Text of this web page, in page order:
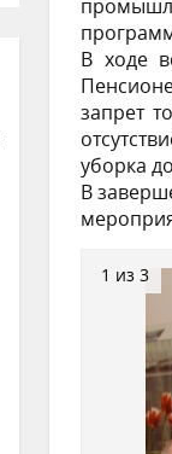
В ходе
запрет
уборка
В
1 из 3